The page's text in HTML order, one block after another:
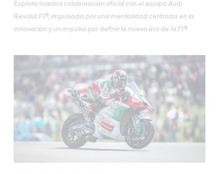
Explora nuestra colaboración oficial con el equipo Audi
Revolut F1®, impulsada por una mentalidad centrada en la
innovación y un impulso por definir la nueva era de la F1®.